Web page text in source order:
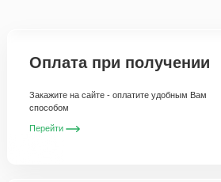
Оплата при получении
Закажите на сайте - оплатите удобным Вам
способом
Перейти